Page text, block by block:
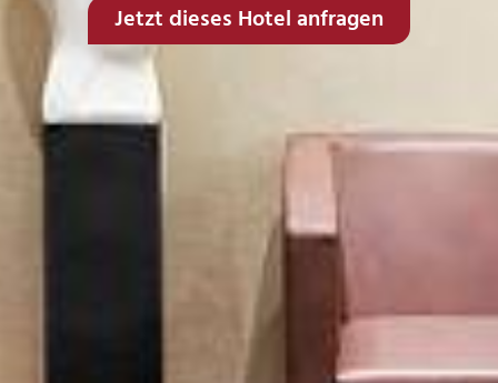
Jetzt dieses Hotel anfragen